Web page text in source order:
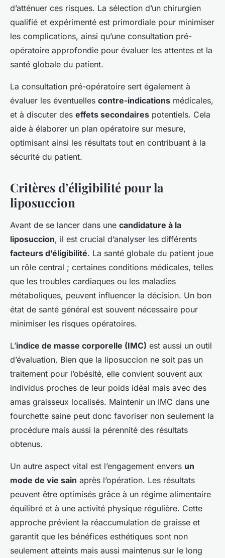
d’atténuer ces risques. La sélection d’un chirurgien
qualifié et expérimenté est primordiale pour minimiser
les complications, ainsi qu’une consultation pré-
opératoire approfondie pour évaluer les attentes et la
santé globale du patient.
La consultation pré-opératoire sert également à
évaluer les éventuelles contre-indications médicales,
et à discuter des effets secondaires potentiels. Cela
aide à élaborer un plan opératoire sur mesure,
optimisant ainsi les résultats tout en contribuant à la
sécurité du patient.
Critères d’éligibilité pour la
liposuccion
Avant de se lancer dans une candidature à la
liposuccion, il est crucial d’analyser les différents
facteurs d’éligibilité. La santé globale du patient joue
un rôle central ; certaines conditions médicales, telles
que les troubles cardiaques ou les maladies
métaboliques, peuvent influencer la décision. Un bon
état de santé général est souvent nécessaire pour
minimiser les risques opératoires.
L’indice de masse corporelle (IMC) est aussi un outil
d’évaluation. Bien que la liposuccion ne soit pas un
traitement pour l’obésité, elle convient souvent aux
individus proches de leur poids idéal mais avec des
amas graisseux localisés. Maintenir un IMC dans une
fourchette saine peut donc favoriser non seulement la
procédure mais aussi la pérennité des résultats
obtenus.
Un autre aspect vital est l’engagement envers un
mode de vie sain après l’opération. Les résultats
peuvent être optimisés grâce à un régime alimentaire
équilibré et à une activité physique régulière. Cette
approche prévient la réaccumulation de graisse et
garantit que les bénéfices esthétiques sont non
seulement atteints mais aussi maintenus sur le long